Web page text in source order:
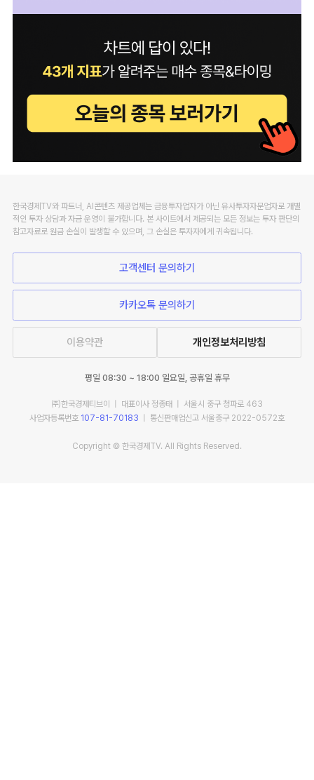
한국경제TV와 파트너, AI콘텐츠 제공업체는 금융투자업자가 아닌 유사투자자문업자로 개별
적인 투자 상담과 자금 운영이 불가합니다. 본 사이트에서 제공되는 모든 정보는 투자 판단의
참고자료로 원금 손실이 발생할 수 있으며, 그 손실은 투자자에게 귀속됩니다.
고객센터 문의하기
카카오톡 문의하기
이용약관 개인정보처리방침
평일 08:30 ~ 18:00 일요일, 공휴일 휴무
㈜한국경제티브이 | 대표이사 정종태 | 서울시 중구 청파로 463
사업자등록번호 107-81-70183 | 통신판매업신고 서울중구 2022-0572호
Copyright © 한국경제TV. All Rights Reserved.